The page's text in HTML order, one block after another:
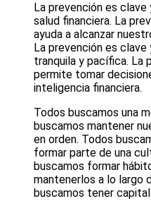
La prevención es
salud financiera. La
ayuda a alcanzar
La prevención es clave
tranquila y pacífica. La
permite tomar
inteligencia financiera.
Todos buscamos una
buscamos mantener
en orden. Todos
formar parte de una
buscamos formar
mantenerlos a lo largo
buscamos tener